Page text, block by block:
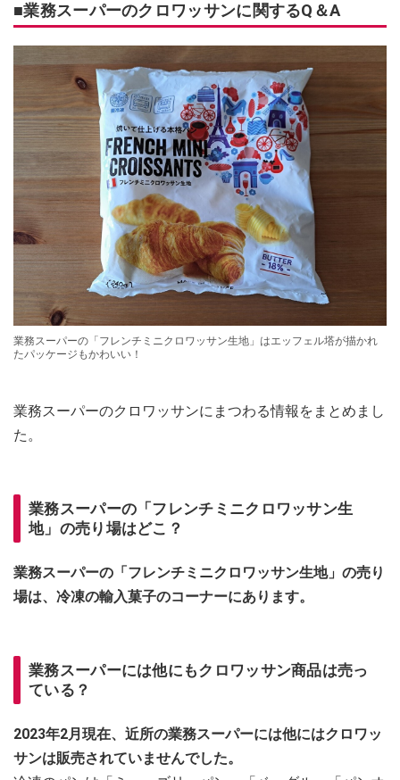
■業務スーパーのクロワッサンに関するQ＆A
業務スーパーの「フレンチミニクロワッサン生地」はエッフェル塔が描かれ
たパッケージもかわいい！
業務スーパーのクロワッサンにまつわる情報をまとめまし
た。
業務スーパーの「フレンチミニクロワッサン生
地」の売り場はどこ？
業務スーパーの「フレンチミニクロワッサン生地」の売り
場は、冷凍の輸入菓子のコーナーにあります。
業務スーパーには他にもクロワッサン商品は売っ
ている？
2023年2月現在、近所の業務スーパーには他にはクロワッ
サンは販売されていませんでした。